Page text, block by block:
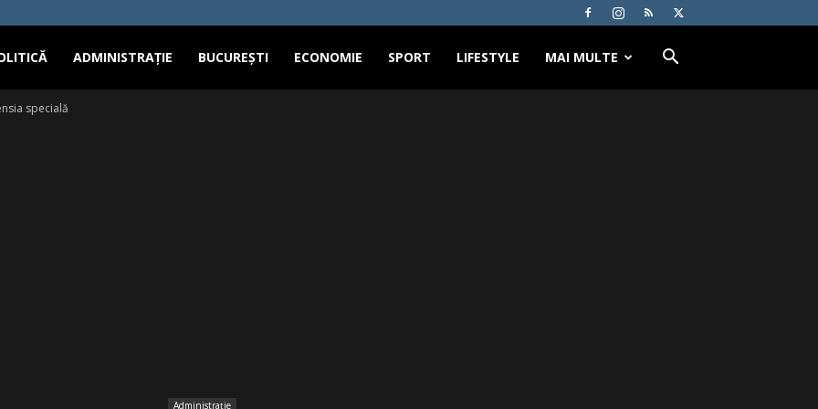
ADMINISTRAȚIE BUCUREȘTI ECONOMIE SPORT LIFESTYLE MAI MULTE
specială
Administrație